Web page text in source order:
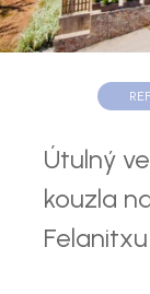
Útulný
kouzla
Felanitxu